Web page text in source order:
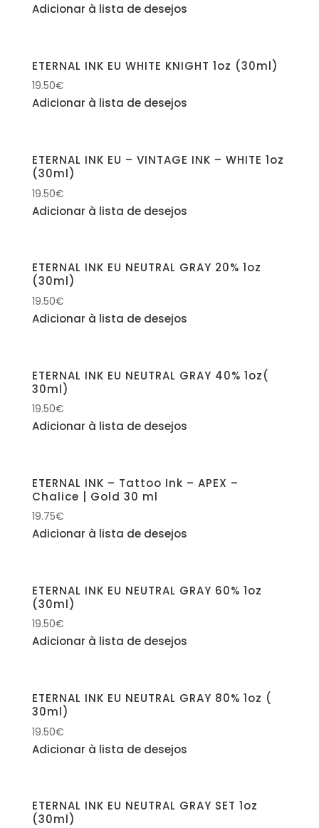
Adicionar à lista de desejos
ETERNAL INK EU WHITE KNIGHT 1oz (30ml)
19.50€
Adicionar à lista de desejos
ETERNAL INK EU – VINTAGE INK – WHITE 1oz
(30ml)
19.50€
Adicionar à lista de desejos
ETERNAL INK EU NEUTRAL GRAY 20% 1oz
(30ml)
19.50€
Adicionar à lista de desejos
ETERNAL INK EU NEUTRAL GRAY 40% 1oz(
30ml)
19.50€
Adicionar à lista de desejos
ETERNAL INK – Tattoo Ink – APEX –
Chalice | Gold 30 ml
19.75€
Adicionar à lista de desejos
ETERNAL INK EU NEUTRAL GRAY 60% 1oz
(30ml)
19.50€
Adicionar à lista de desejos
ETERNAL INK EU NEUTRAL GRAY 80% 1oz (
30ml)
19.50€
Adicionar à lista de desejos
ETERNAL INK EU NEUTRAL GRAY SET 1oz
(30ml)